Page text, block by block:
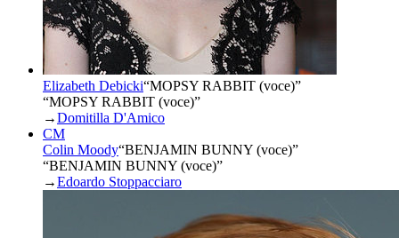
Elizabeth Debicki“MOPSY RABBIT (voce)”
“MOPSY RABBIT (voce)”
→Domitilla D'Amico
CM
Colin Moody“BENJAMIN BUNNY (voce)”
“BENJAMIN BUNNY (voce)”
→Edoardo Stoppacciaro